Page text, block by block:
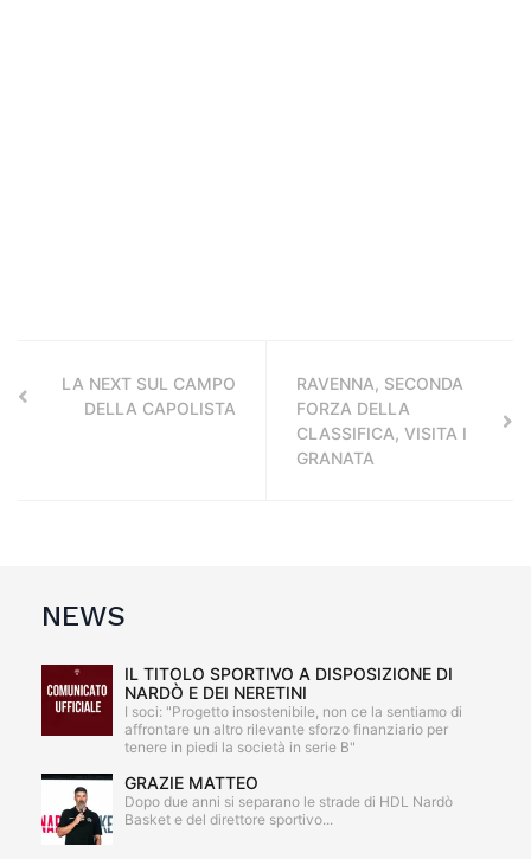
LA NEXT SUL CAMPO
DELLA CAPOLISTA
RAVENNA, SECONDA
FORZA DELLA
CLASSIFICA, VISITA I
GRANATA
NEWS
IL TITOLO SPORTIVO A DISPOSIZIONE DI
NARDÒ E DEI NERETINI
I soci: "Progetto insostenibile, non ce la sentiamo di
affrontare un altro rilevante sforzo finanziario per
tenere in piedi la società in serie B"
GRAZIE MATTEO
Dopo due anni si separano le strade di HDL Nardò
Basket e del direttore sportivo...